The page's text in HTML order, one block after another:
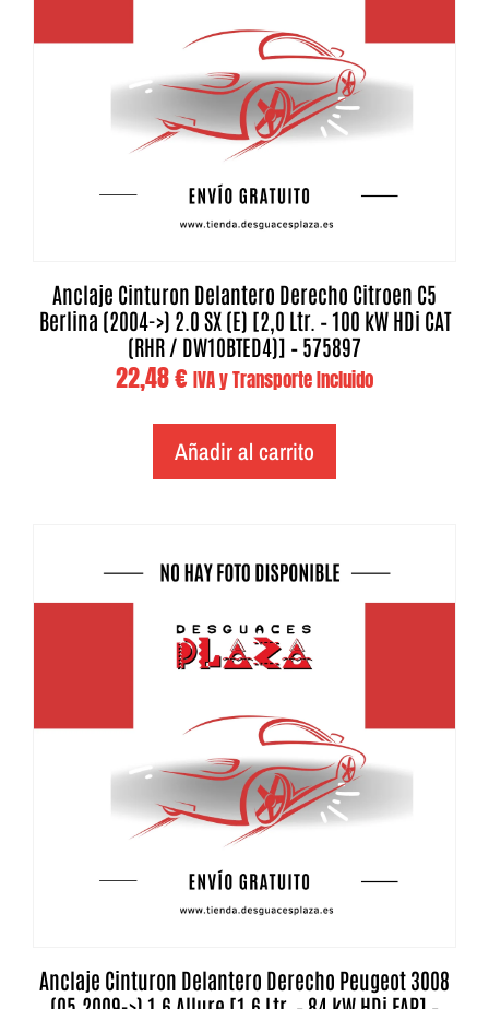
Anclaje Cinturon Delantero Derecho Citroen C5
Berlina (2004->) 2.0 SX (E) [2,0 Ltr. – 100 kW HDi CAT
(RHR / DW10BTED4)] – 575897
22,48€ IVA y Transporte Incluido
Añadir al carrito
Anclaje Cinturon Delantero Derecho Peugeot 3008